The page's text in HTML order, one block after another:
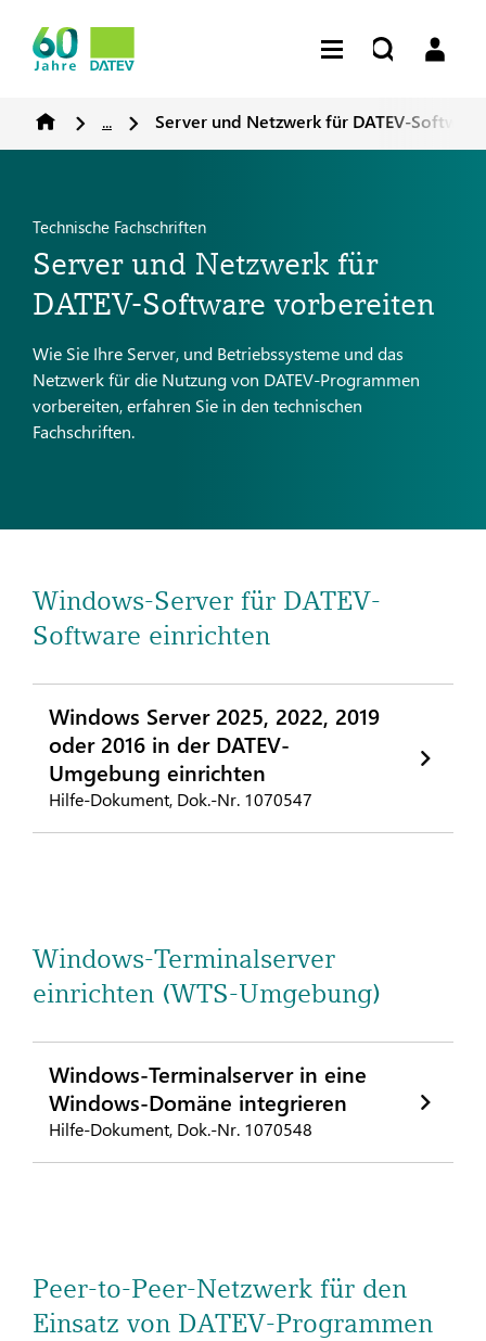
... Server und Netzwerk für DATEV-
Technische Fachschriften
Server und Netzwerk für
DATEV-Software vorbereiten
Wie Sie Ihre Server, und Betriebssysteme und das
Netzwerk für die Nutzung von DATEV-Programmen
vorbereiten, erfahren Sie in den technischen
Fachschriften.
Windows-Server für DATEV-
Software einrichten
Windows Server 2025, 2022, 2019
oder 2016 in der DATEV-
Umgebung einrichten
Hilfe-Dokument, Dok.-Nr. 1070547
Windows-Terminalserver
einrichten (WTS-Umgebung)
Windows-Terminalserver in eine
Windows-Domäne integrieren
Hilfe-Dokument, Dok.-Nr. 1070548
Peer-to-Peer-Netzwerk für den
Einsatz von DATEV-Programmen